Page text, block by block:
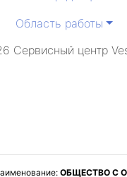
Область работы
Сервисный центр
ОБЩЕСТВО С